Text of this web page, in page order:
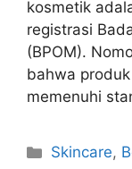
kosmetik
registrasi
(BPOM).
bahwa
memenuhi
Kategori
Skincare,